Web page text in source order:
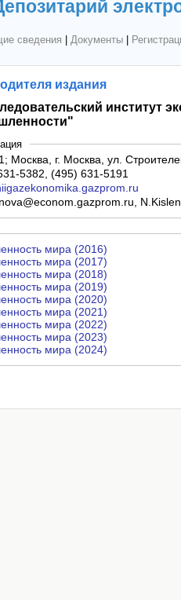
сведения Документы|
издания
институт
Москва, г. Москва, ул.
5382, (495) 631-5191
мира (2016)
мира (2017)
мира (2018)
мира (2019)
мира (2020)
мира (2021)
мира (2022)
мира (2023)
мира (2024)